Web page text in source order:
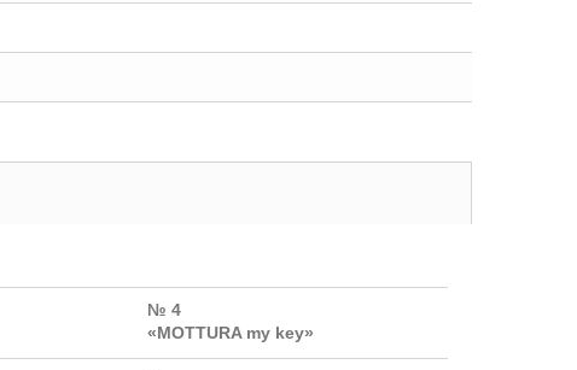
№ 4
«MOTTURA my key»